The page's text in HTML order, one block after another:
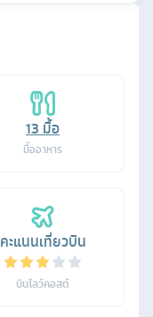
13 มื้อ
มื้ออาหาร
คะแนนเที่ยวบิน
บินโลว์คอสต์